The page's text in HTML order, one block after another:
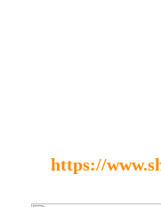
https://